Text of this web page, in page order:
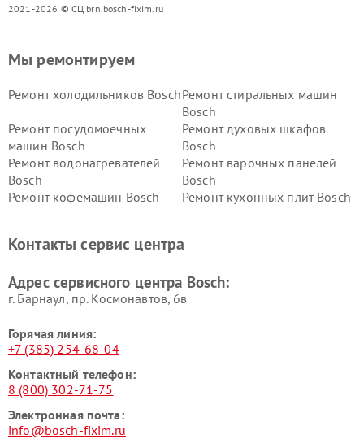
2021-2026 © СЦ brn.bosch-fixim.ru
Мы ремонтируем
Ремонт холодильников BoschРемонт стиральных машин
Bosch
Ремонт посудомоечных
машин Bosch
Ремонт духовых шкафов
Bosch
Ремонт водонагревателей
Bosch
Ремонт варочных панелей
Bosch
Ремонт кофемашин Bosch
Ремонт кухонных плит Bosch
Ремонт сушильных автоматовРемонт морозильных камер
Контакты сервис центра
Адрес сервисного центра Bosch:
г. Барнаул, ​пр. Космонавтов, 6в
Горячая линия:
+7 (385) 254-68-04
Контактный телефон:
8 (800) 302-71-75
Электронная почта:
info@bosch-fixim.ru